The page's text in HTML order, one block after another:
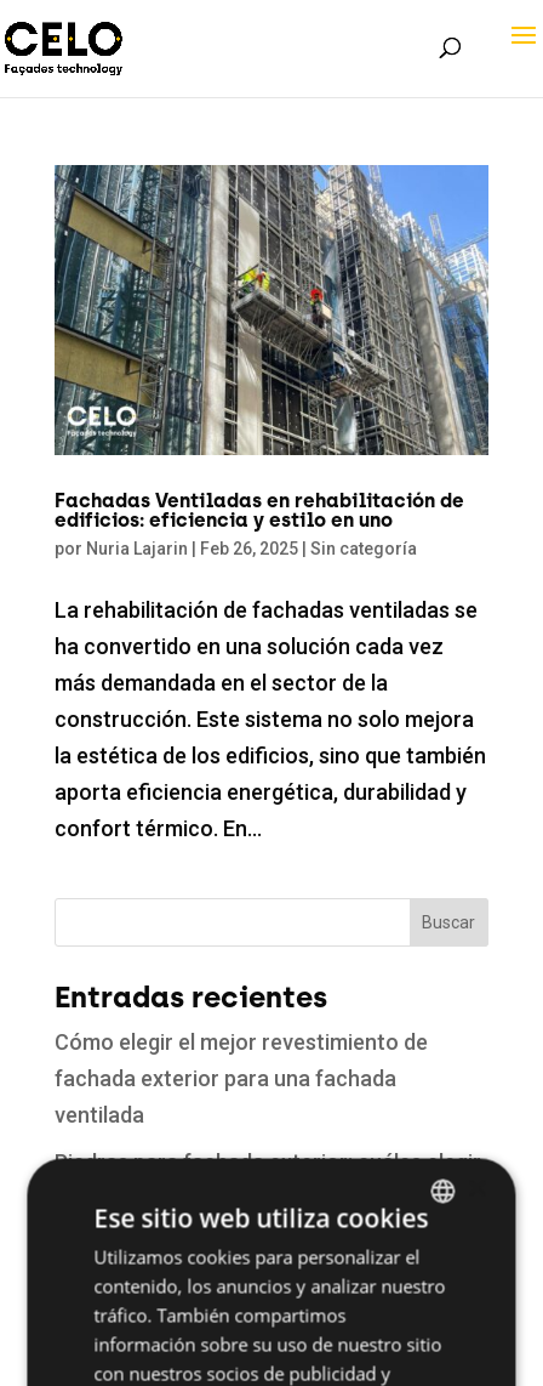
Fachadas Ventiladas en rehabilitación de
edificios: eficiencia y estilo en uno
por Nuria Lajarin Feb 26, 2025| Sin categoría
La rehabilitación de fachadas ventiladas se
ha convertido en una solución cada vez
más demandada en el sector de la
construcción. Este sistema no solo mejora
la estética de los edificios, sino que también
aporta eficiencia energética, durabilidad y
confort térmico. En...
Buscar
Entradas recientes
Cómo elegir el mejor revestimiento de
fachada exterior para una fachada
ventilada
Piedras para fachada exterior: cuáles elegir
¿Qué es una fachada? Funciones, tipos y
sistemas constructivos
Fachada ventilada para hotel: la mejor
solución para rehabilitaciones y obra nueva
SPANISH
ENGLISH
Ese sitio web utiliza cookies
Utilizamos cookies para personalizar el
contenido, los anuncios y analizar nuestro
tráfico. También compartimos
información sobre su uso de nuestro sitio
con nuestros socios de publicidad y